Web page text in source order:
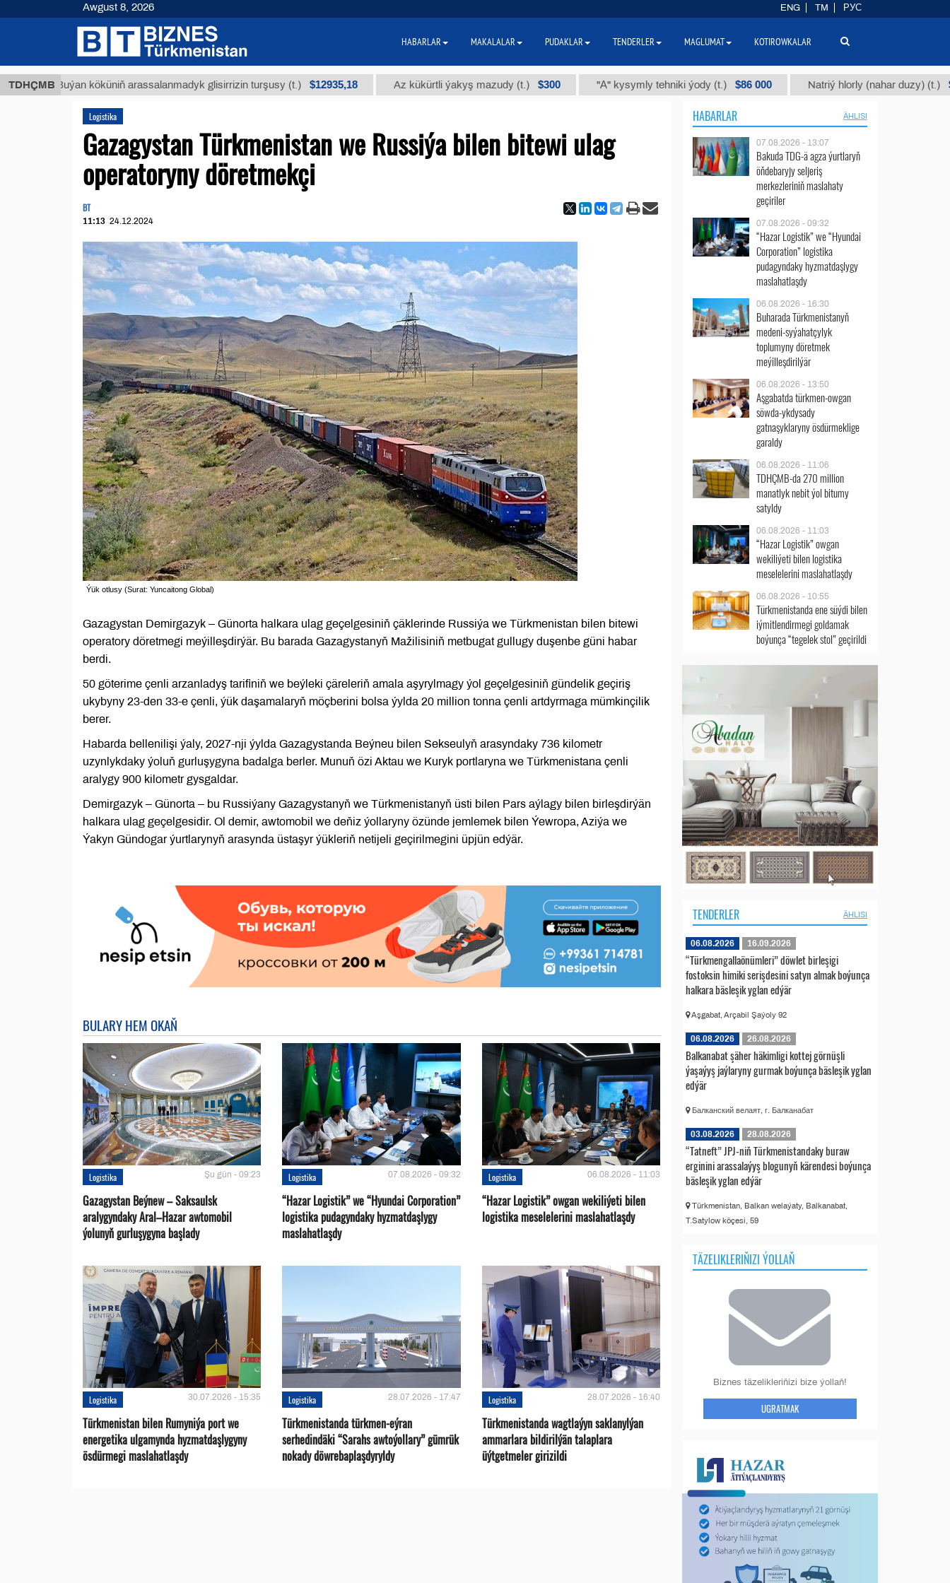
TDHÇMB
Buýan köküniň arassalanmadyk glisirrizin turşusy (t.) $12935,18 Az kükürtli ýakyş mazudy (t.) $300 "А" kysymly tehniki ýody (t.) $86 000 Natriý hlorly (nahar duzy) (t.) $40
Logistika
Gazagystan Türkmenistan we Russiýa bilen bitewi ulag
operatoryny döretmekçi
BT
11:13 24.12.2024
Ýük otlusy (Surat: Yuncaitong Global)
Gazagystan Demirgazyk – Günorta halkara ulag geçelgesiniň çäklerinde Russiýa we Türkmenistan bilen bitewi
operatory döretmegi meýilleşdirýär. Bu barada Gazagystanyň Mažilisiniň metbugat gullugy duşenbe güni habar
berdi.
50 göterime çenli arzanladyş tarifiniň we beýleki çäreleriň amala aşyrylmagy ýol geçelgesiniň gündelik geçiriş
ukybyny 23-den 33-e çenli, ýük daşamalaryň möçberini bolsa ýylda 20 million tonna çenli artdyrmaga mümkinçilik
berer.
Habarda bellenilişi ýaly, 2027-nji ýylda Gazagystanda Beýneu bilen Sekseulyň arasyndaky 736 kilometr
uzynlykdaky ýoluň gurluşygyna badalga berler. Munuň özi Aktau we Kuryk portlaryna we Türkmenistana çenli
aralygy 900 kilometr gysgaldar.
Demirgazyk – Günorta – bu Russiýany Gazagystanyň we Türkmenistanyň üsti bilen Pars aýlagy bilen birleşdirýän
halkara ulag geçelgesidir. Ol demir, awtomobil we deňiz ýollaryny özünde jemlemek bilen Ýewropa, Aziýa we
Ýakyn Gündogar ýurtlarynyň arasynda üstaşyr ýükleriň netijeli geçirilmegini üpjün edýär.
BULARY HEM OKAŇ
Logistika Şu gün - 09:23
Gazagystan Beýnew – Saksaulsk
aralygyndaky Aral–Hazar awtomobil
ýolunyň gurluşygyna başlady
Logistika 07.08.2026 - 09:32
“Hazar Logistik” we “Hyundai Corporation”
logistika pudagyndaky hyzmatdaşlygy
maslahatlaşdy
Logistika 06.08.2026 - 11:03
“Hazar Logistik” owgan wekiliýeti bilen
logistika meselelerini maslahatlaşdy
Logistika 30.07.2026 - 15:35
Türkmenistan bilen Rumyniýa port we
energetika ulgamynda hyzmatdaşlygyny
ösdürmegi maslahatlaşdy
Logistika 28.07.2026 - 17:47
Türkmenistanda türkmen-eýran
serhedindäki “Sarahs awtoýollary” gümrük
nokady döwrebaplaşdyryldy
Logistika 28.07.2026 - 16:40
Türkmenistanda wagtlaýyn saklanylýan
ammarlara bildirilýän talaplara
üýtgetmeler girizildi
HABARLAR ÄHLISI
07.08.2026 - 13:07
Bakuda TDG-ä agza ýurtlaryň
öňdebaryjy seljeriş
merkezleriniň maslahaty
geçiriler
07.08.2026 - 09:32
“Hazar Logistik” we “Hyundai
Corporation” logistika
pudagyndaky hyzmatdaşlygy
maslahatlaşdy
06.08.2026 - 16:30
Buharada Türkmenistanyň
medeni-syýahatçylyk
toplumyny döretmek
meýilleşdirilýär
06.08.2026 - 13:50
Aşgabatda türkmen-owgan
söwda-ykdysady
gatnaşyklaryny ösdürmeklige
garaldy
06.08.2026 - 11:06
TDHÇMB-da 270 million
manatlyk nebit ýol bitumy
satyldy
06.08.2026 - 11:03
“Hazar Logistik” owgan
wekiliýeti bilen logistika
meselelerini maslahatlaşdy
06.08.2026 - 10:55
Türkmenistanda ene süýdi bilen
iýmitlendirmegi goldamak
boýunça “tegelek stol” geçirildi
TENDERLER ÄHLISI
06.08.2026 16.09.2026
“Türkmengallaönümleri” döwlet birleşigi
fostoksin himiki serişdesini satyn almak boýunça
halkara bäsleşik yglan edýär
Aşgabat, Arçabil Şaýoly 92
06.08.2026 26.08.2026
Balkanabat şäher häkimligi kottej görnüşli
ýaşaýyş jaýlaryny gurmak boýunça bäsleşik yglan
edýär
Балканский велаят, г. Балканабат
03.08.2026 28.08.2026
“Tatneft” JPJ-niň Türkmenistandaky buraw
erginini arassalaýyş blogunyň kärendesi boýunça
bäsleşik yglan edýär
Türkmenistan, Balkan welaýaty, Balkanabat,
T.Satylow köçesi, 59
TÄZELIKLERIŇIZI ÝOLLAŇ
Biznes täzelikleriňizi bize ýollaň!
UGRATMAK
Awgust 8, 2026 ENG TM РУС
HABARLAR MAKALALAR PUDAKLAR TENDERLER MAGLUMAT KOTIROWKALAR